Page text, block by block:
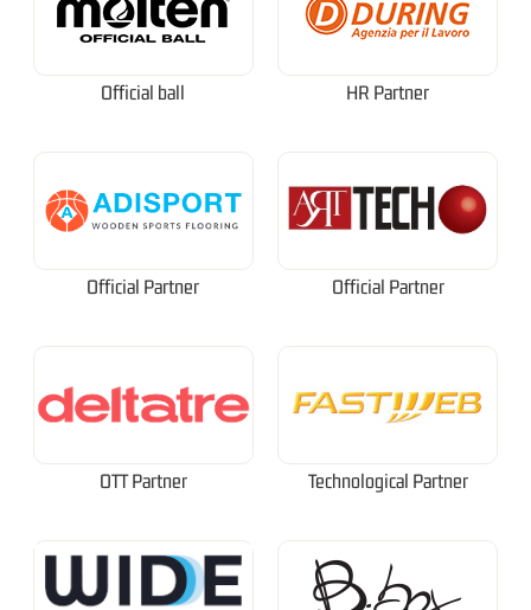
Official ball HR Partner
Official Partner Official Partner
OTT Partner Technological Partner